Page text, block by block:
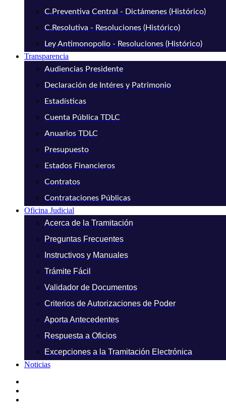
C.Preventiva Central - Dictámenes (Histórico)
C.Resolutiva - Resoluciones (Histórico)
Ley Antimonopolio - Resoluciones (Histórico)
Transparencia
Audiencias Presidente
Declaración de Intéres y Patrimonio
Estadísticas
Cuenta Pública TDLC
Anuarios TDLC
Presupuesto
Estados Financieros
Contratos
Contrataciones Públicas
Oficina Judicial
Acerca de la Tramitación
Preguntas Frecuentes
Instructivos y Manuales
Trámite Fácil
Validador de Documentos
Criterios de Autorizaciones de Poder
Aporta Antecedentes
Respuesta a Oficios
Excepciones a la Tramitación Electrónica
Noticias